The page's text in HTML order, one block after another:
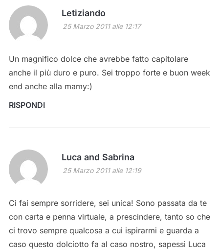
Letiziando
25 Marzo 2011 alle 12:17
Un magnifico dolce che avrebbe fatto capitolare
anche il più duro e puro. Sei troppo forte e buon week
end anche alla mamy:)
RISPONDI
Luca and Sabrina
25 Marzo 2011 alle 12:19
Ci fai sempre sorridere, sei unica! Sono passata da te
con carta e penna virtuale, a prescindere, tanto so che
ci trovo sempre qualcosa a cui ispirarmi e guarda a
caso questo dolciotto fa al caso nostro, sapessi Luca